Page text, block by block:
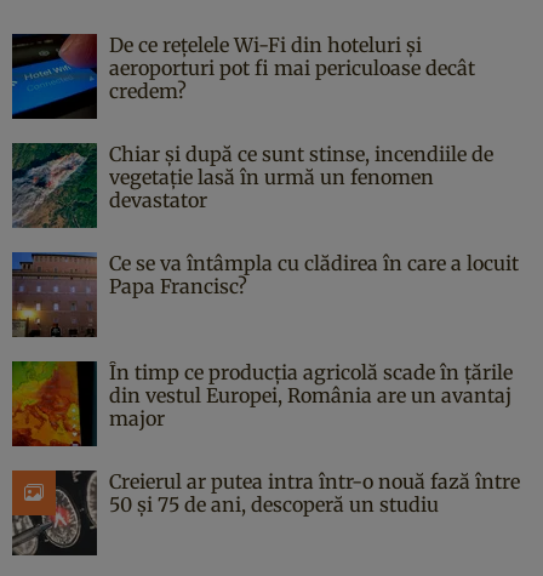
De ce rețelele Wi-Fi din hoteluri și
aeroporturi pot fi mai periculoase decât
credem?
Chiar și după ce sunt stinse, incendiile de
vegetație lasă în urmă un fenomen
devastator
Ce se va întâmpla cu clădirea în care a locuit
Papa Francisc?
În timp ce producția agricolă scade în țările
din vestul Europei, România are un avantaj
major
Creierul ar putea intra într-o nouă fază între
50 și 75 de ani, descoperă un studiu